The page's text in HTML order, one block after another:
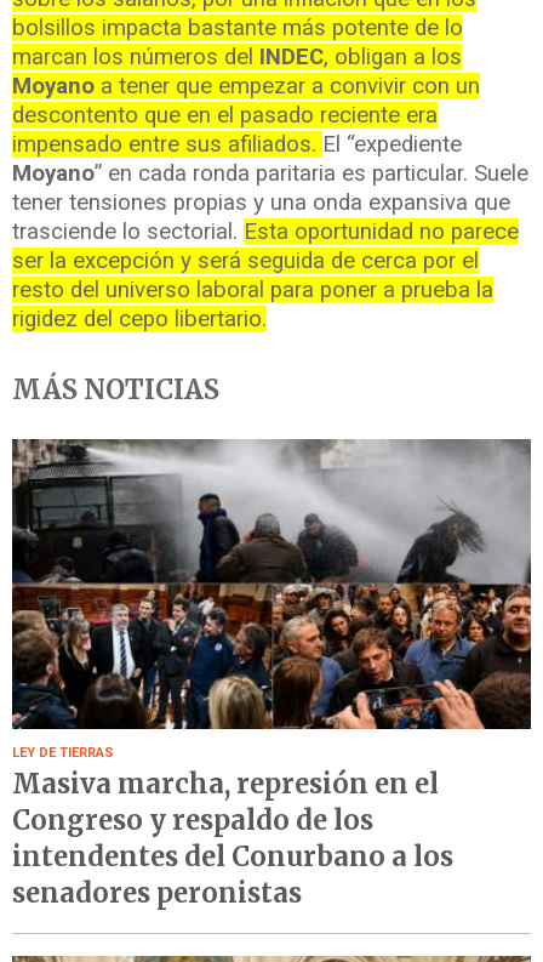
bolsillos impacta bastante más potente de lo
marcan los números del INDEC, obligan a los
Moyano a tener que empezar a convivir con un
descontento que en el pasado reciente era
impensado entre sus afiliados. El “expediente
Moyano” en cada ronda paritaria es particular. Suele
tener tensiones propias y una onda expansiva que
trasciende lo sectorial. Esta oportunidad no parece
ser la excepción y será seguida de cerca por el
resto del universo laboral para poner a prueba la
rigidez del cepo libertario.
MÁS NOTICIAS
LEY DE TIERRAS
Masiva marcha, represión en el
Congreso y respaldo de los
intendentes del Conurbano a los
senadores peronistas